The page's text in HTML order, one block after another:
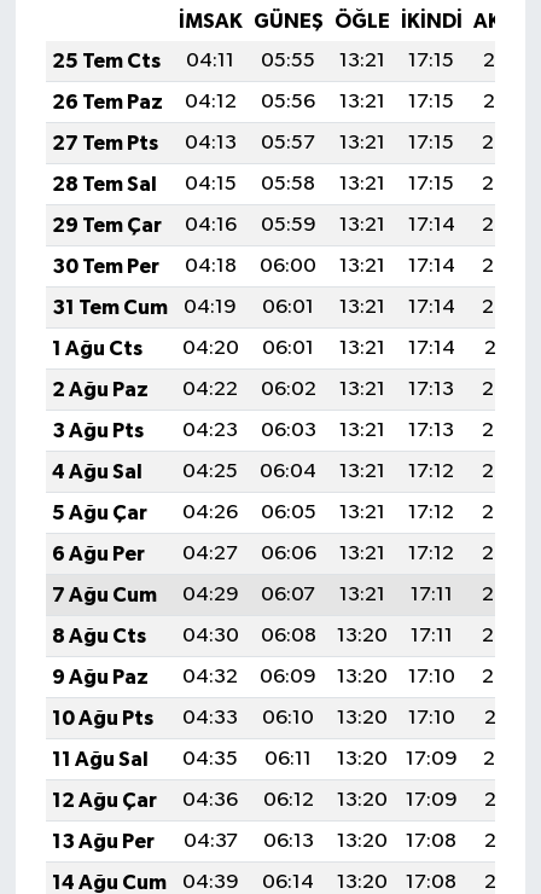
İMSAK GÜNEŞ ÖĞLE İKINDI
25 Tem Cts
04:11 05:55 13:21 17:15
20:37
26 Tem Paz
04:12 05:56 13:21 17:15
20:37
27 Tem Pts
04:13 05:57 13:21 17:15
20:36
28 Tem Sal
04:15 05:58 13:21 17:15
20:35
29 Tem Çar
04:16 05:59 13:21 17:14
20:34
30 Tem Per
04:18 06:00 13:21 17:14
20:33
31 Tem Cum
04:19 06:01 13:21 17:14
20:32
1 Ağu Cts
04:20 06:01 13:21 17:14
20:31
2 Ağu Paz
04:22 06:02 13:21 17:13
20:30
3 Ağu Pts
04:23 06:03 13:21 17:13
20:29
4 Ağu Sal
04:25 06:04 13:21 17:12
20:28
5 Ağu Çar
04:26 06:05 13:21 17:12
20:27
6 Ağu Per
04:27 06:06 13:21 17:12
20:25
7 Ağu Cum
04:29 06:07 13:21 17:11
20:24
8 Ağu Cts
04:30 06:08 13:20 17:11
20:23
9 Ağu Paz
04:32 06:09 13:20 17:10
20:22
10 Ağu Pts
04:33 06:10 13:20 17:10
20:21
11 Ağu Sal
04:35 06:11 13:20 17:09
20:19
12 Ağu Çar
04:36 06:12 13:20 17:09
20:18
13 Ağu Per
04:37 06:13 13:20 17:08
20:17
14 Ağu Cum
04:39 06:14 13:20 17:08
20:15